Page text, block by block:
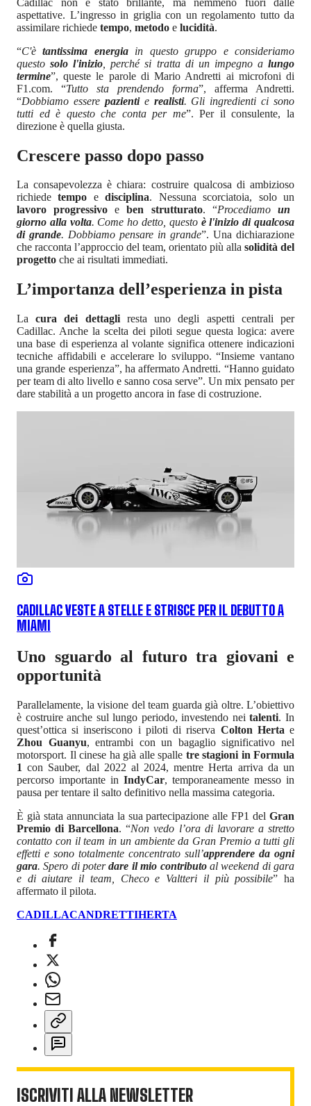
aspettative. L’ingresso in griglia con un regolamento tutto da
assimilare richiede tempo, metodo e lucidità.
“C'ètantissima energiain questo gruppo e consideriamo
questosolo l'inizio , perché si tratta di un impegno alungo
termine”, queste le parole di Mario Andretti ai microfoni di
F1.com. “Tutto sta prendendo forma”, afferma Andretti.
“Dobbiamo essere pazienti e realisti. Gli ingredienti ci sono
tutti ed è questo che conta per me”. Per il consulente, la
direzione è quella giusta.
Crescere passo dopo passo
La consapevolezza è chiara: costruire qualcosa di ambizioso
richiedetempo edisciplina. Nessuna scorciatoia, solo un
lavoro progressivo eben strutturato. “Procediamo un
giorno alla volta. Come ho detto, questo è l'inizio di qualcosa
di grande. Dobbiamo pensare in grande”. Una dichiarazione
che racconta l’approccio del team, orientato più alla solidità del
progetto che ai risultati immediati.
L’importanza dell’esperienza in pista
Lacura dei dettagliresta uno degli aspetti centrali per
Cadillac. Anche la scelta dei piloti segue questa logica: avere
una base di esperienza al volante significa ottenere indicazioni
tecniche affidabili e accelerare lo sviluppo. “Insieme vantano
una grande esperienza”, ha affermato Andretti. “Hanno guidato
per team di alto livello e sanno cosa serve”. Un mix pensato per
dare stabilità a un progetto ancora in fase di costruzione.
CADILLAC VESTE A STELLE E STRISCE PER IL DEBUTTO A
MIAMI
Uno sguardo al futuro tra giovani e
opportunità
Parallelamente, la visione del team guarda già oltre. L’obiettivo
è costruire anche sul lungo periodo, investendo neitalenti. In
quest’ottica si inseriscono i piloti di riserva Colton Herta e
Zhou Guanyu, entrambi con un bagaglio significativo nel
motorsport. Il cinese ha già alle spalle tre stagioni in Formula
1 con Sauber, dal 2022 al 2024, mentre Herta arriva da un
percorso importante in IndyCar, temporaneamente messo in
pausa per tentare il salto definitivo nella massima categoria.
È già stata annunciata la sua partecipazione alle FP1 del Gran
Premio di Barcellona. “Non vedo l’ora di lavorare a stretto
contatto con il team in un ambiente da Gran Premio a tutti gli
effetti e sono totalmente concentrato sull’apprendere da ogni
gara. Spero di poterdare il mio contributoal weekend di gara
e di aiutare il team, Checo e Valtteri il più possibile” ha
affermato il pilota.
CADILLACANDRETTIHERTA
ISCRIVITI ALLA NEWSLETTER